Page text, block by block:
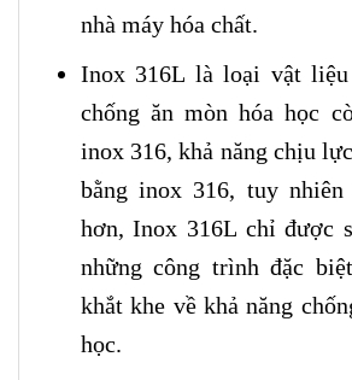
nhà máy hóa chất.
Inox 316L là loại vật liệu
chống ăn mòn hóa học
inox 316, khả năng chịu
bằng inox 316, tuy
hơn, Inox 316L chỉ được
những công trình đặc
khắt khe về khả năng
học.